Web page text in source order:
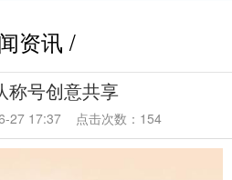
资讯 /
称号创意共享
27 17:37 点击次数：154